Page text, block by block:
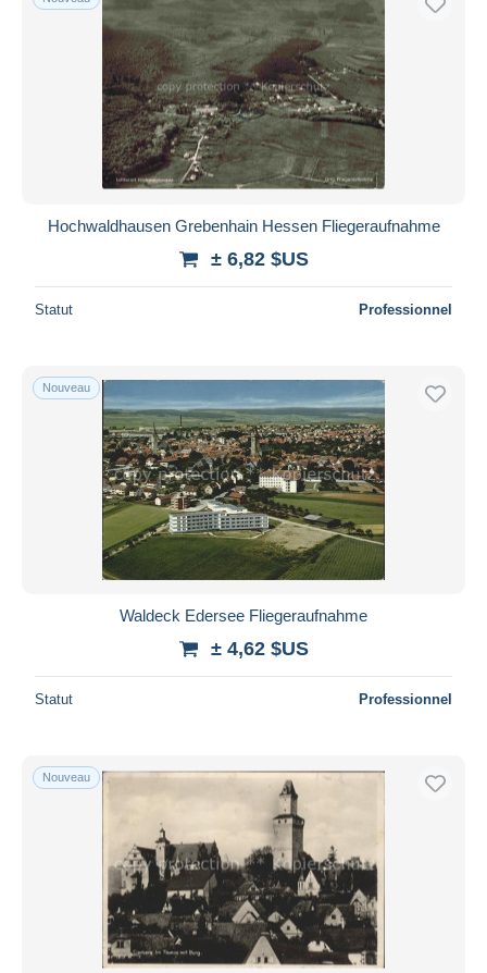
Hochwaldhausen Grebenhain Hessen Fliegeraufnahme
± 6,82 $US
Statut Professionnel
Nouveau
Waldeck Edersee Fliegeraufnahme
± 4,62 $US
Statut Professionnel
Nouveau